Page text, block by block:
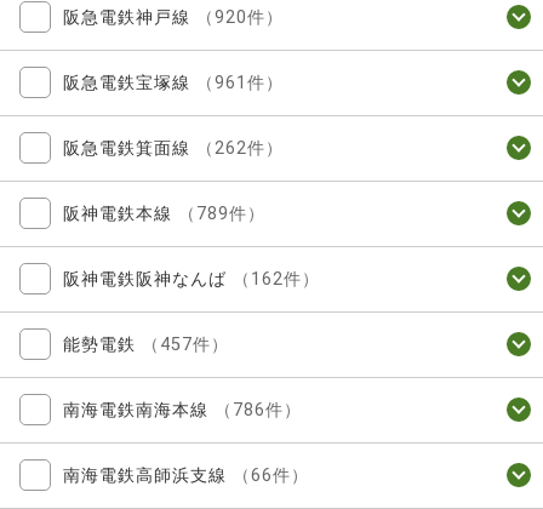
阪急電鉄神戸線 （920件）
阪急電鉄宝塚線 （961件）
阪急電鉄箕面線 （262件）
阪神電鉄本線 （789件）
阪神電鉄阪神なんば （162件）
能勢電鉄 （457件）
南海電鉄南海本線 （786件）
南海電鉄高師浜支線 （66件）